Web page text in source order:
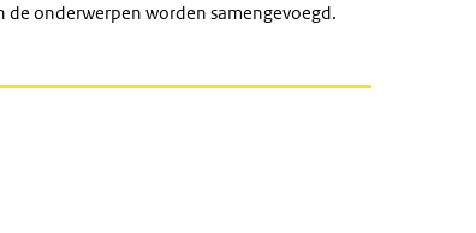
onderwerpen worden samengevoegd.